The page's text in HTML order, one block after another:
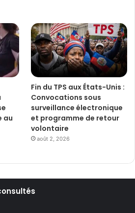
au
Fin du TPS aux États-Unis :
Convocations sous
surveillance électronique
et programme de retour
volontaire
août 2, 2026